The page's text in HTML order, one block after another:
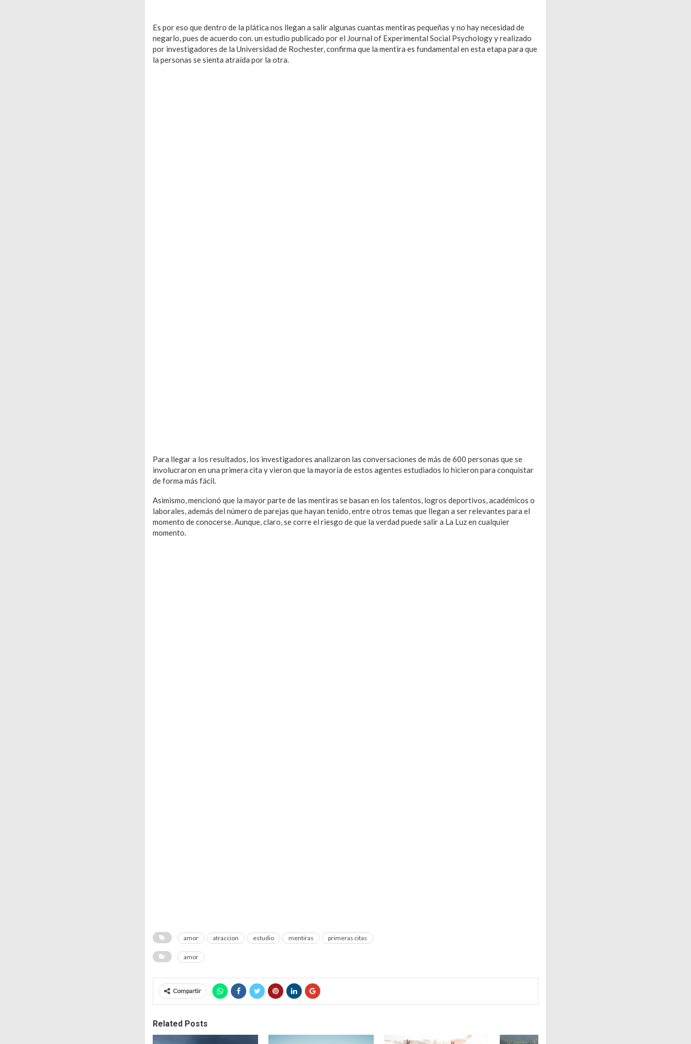
Es por eso que dentro de la plática nos llegan a salir algunas cuantas mentiras pequeñas y no hay necesidad de
negarlo, pues de acuerdo con. un estudio publicado por el Journal of Experimental Social Psychology y realizado
por investigadores de la Universidad de Rochester, confirma que la mentira es fundamental en esta etapa para que
la personas se sienta atraída por la otra.
Para llegar a los resultados, los investigadores analizaron las conversaciones de más de 600 personas que se
involucraron en una primera cita y vieron que la mayoría de estos agentes estudiados lo hicieron para conquistar
de forma más fácil.
Asimismo, mencionó que la mayor parte de las mentiras se basan en los talentos, logros deportivos, académicos o
laborales, además del número de parejas que hayan tenido, entre otros temas que llegan a ser relevantes para el
momento de conocerse. Aunque, claro, se corre el riesgo de que la verdad puede salir a La Luz en cualquier
momento.
amor atraccion estudio mentiras primeras citas
amor
Compartir
Related Posts